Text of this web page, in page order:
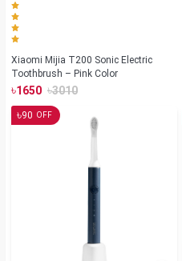
Xiaomi Mijia T200 Sonic Electric
Toothbrush – Pink Color
৳1650 ৳3010
৳90 OFF